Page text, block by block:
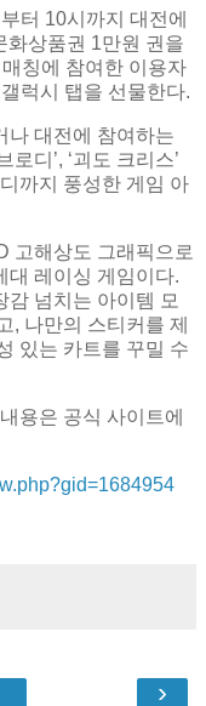
터 10시까지 대전에
화상품권 1만원 권을
칭에 참여한 이용자
럭시 탭을 선물한다.
나 대전에 참여하는
디’, ‘괴도 크리스’
까지 풍성한 게임 아
고해상도 그래픽으로
대 레이싱 게임이다.
감 넘치는 아이템 모
, 나만의 스티커를 제
있는 카트를 꾸밀 수
용은 공식 사이트에
›